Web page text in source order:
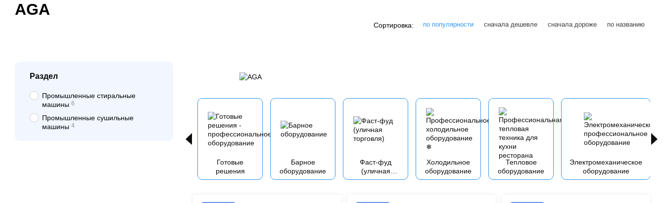
AGA
Сортировка: по популярности сначала дешевле сначала дороже по названию
Готовые
решения
Барное
оборудование
Фаст-фуд
(уличная
торговля)
Холодильное
оборудование
Тепловое
оборудование
Электромеханическое
оборудование
Раздел
Промышленные стиральные
машины 6
Промышленные сушильные
машины 4